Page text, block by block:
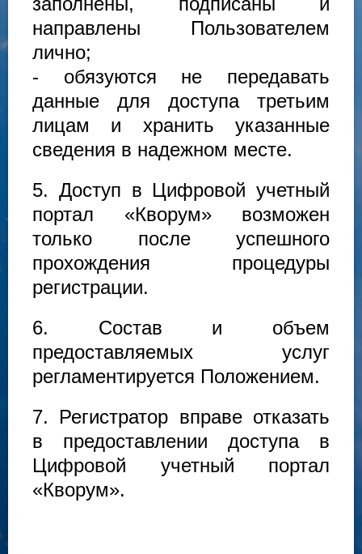
направлены Пользователем
лично;
- обязуются не передавать
данные для доступа третьим
лицам и хранить указанные
сведения в надежном месте.
5. Доступ в Цифровой учетный
портал «Кворум» возможен
только после успешного
прохождения процедуры
регистрации.
6. Состав и объем
предоставляемых услуг
регламентируется Положением.
7. Регистратор вправе отказать
в предоставлении доступа в
Цифровой учетный портал
«Кворум».